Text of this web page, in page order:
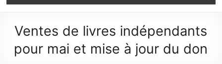
Ventes de livres indépendants
pour mai et mise à jour du don